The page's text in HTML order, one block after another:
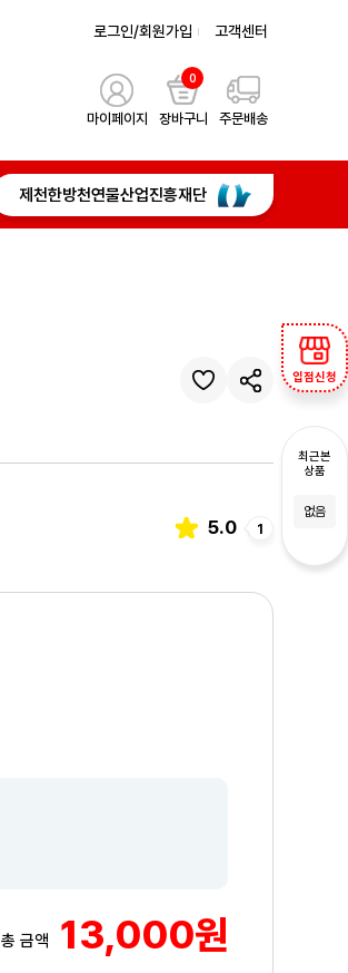
로그인/회원가입 고객센터
마이페이지
0
장바구니 주문배송
제천한방천연물산업진흥재단
입점신청
최근본
상품
없음
5.0 1
총 금액 13,000원